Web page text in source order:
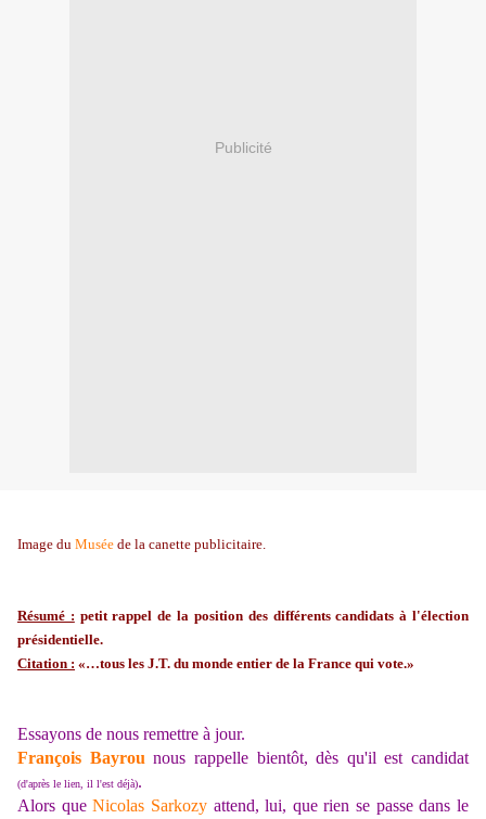
Publicité
Image du Musée de la canette publicitaire.
Résumé : petit rappel de la position des différents candidats à l'élection
présidentielle.
Citation : «…tous les J.T. du monde entier de la France qui vote.»
Essayons de nous remettre à jour.
François Bayrou nous rappelle bientôt, dès qu'il est candidat
(d'après le lien, il l'est déjà).
Alors queNicolas Sarkozyattend, lui, que rien se passe dans le